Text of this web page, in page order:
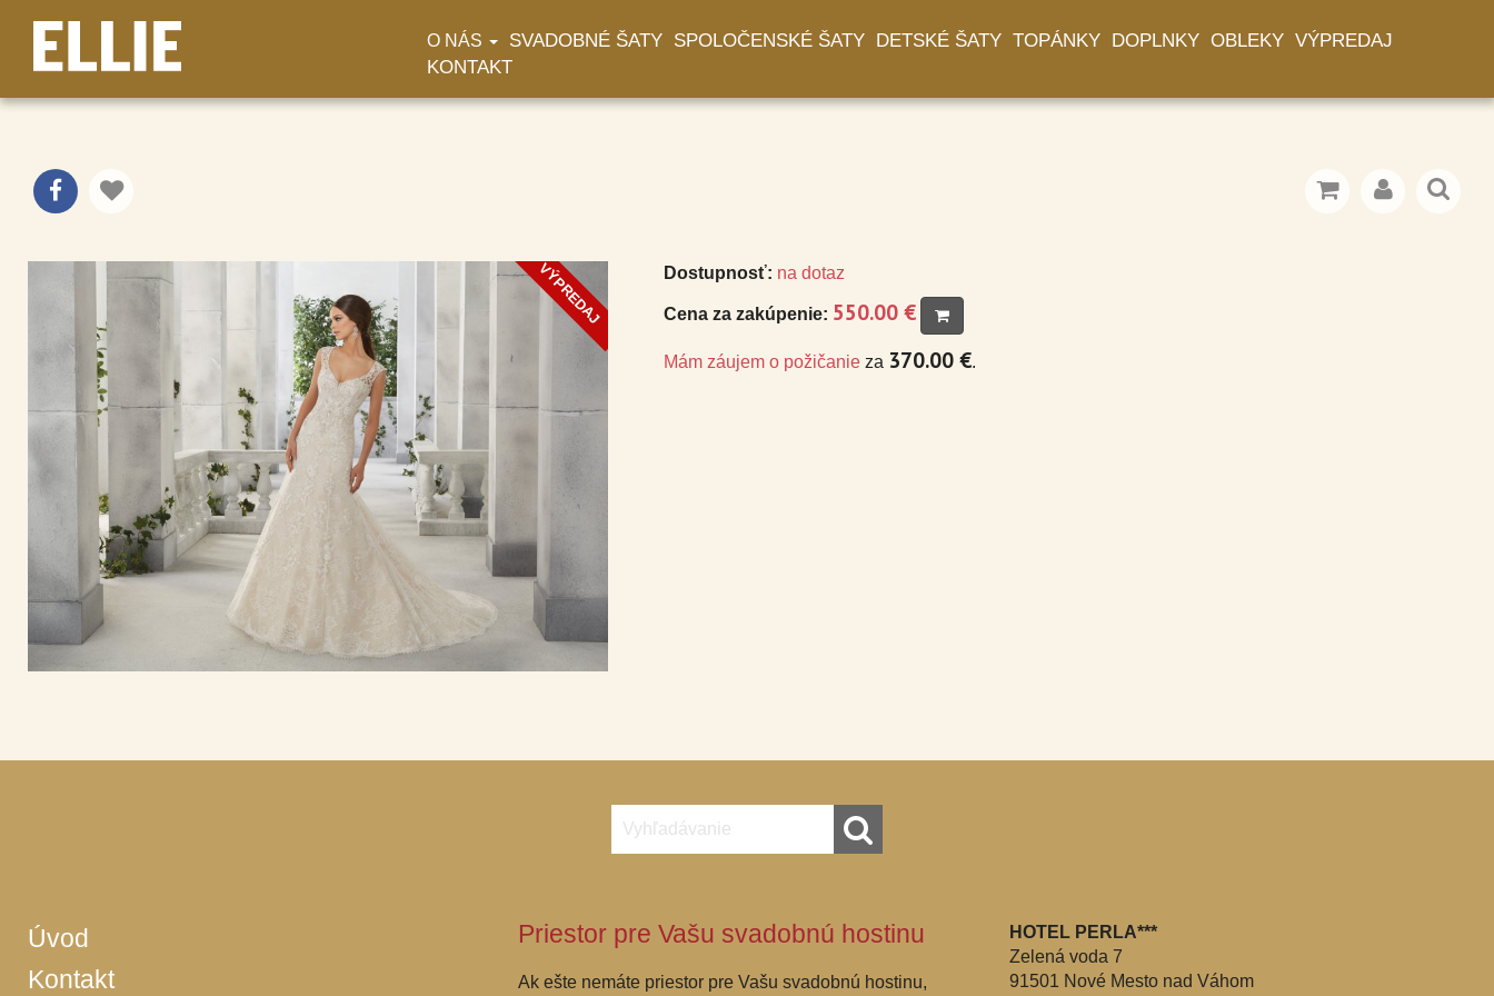
O NÁS SVADOBNÉ ŠATY SPOLOČENSKÉ ŠATY DETSKÉ ŠATY TOPÁNKY DOPLNKY OBLEKY VÝPREDAJ
KONTAKT
VÝPREDAJ Dostupnosť: na dotaz
Cena za zakúpenie: 550.00 €
Mám záujem o požičanieza 370.00 €.
Úvod
Kontakt
Priestor pre Vašu svadobnú hostinu
Ak ešte nemáte priestor pre Vašu svadobnú hostinu,
HOTEL PERLA***
Zelená voda 7
91501 Nové Mesto nad Váhom